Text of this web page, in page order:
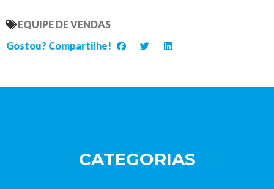
EQUIPE DE VENDAS
CATEGORIAS